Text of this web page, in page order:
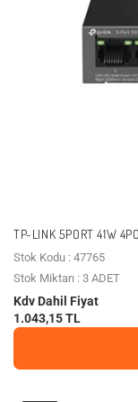
TP-LINK 5PORT 41W
Stok Kodu : 47765
Stok Miktarı : 3 ADET
Kdv Dahil Fiyat
1.043,15 TL